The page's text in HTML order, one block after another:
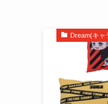
Dream(キャ